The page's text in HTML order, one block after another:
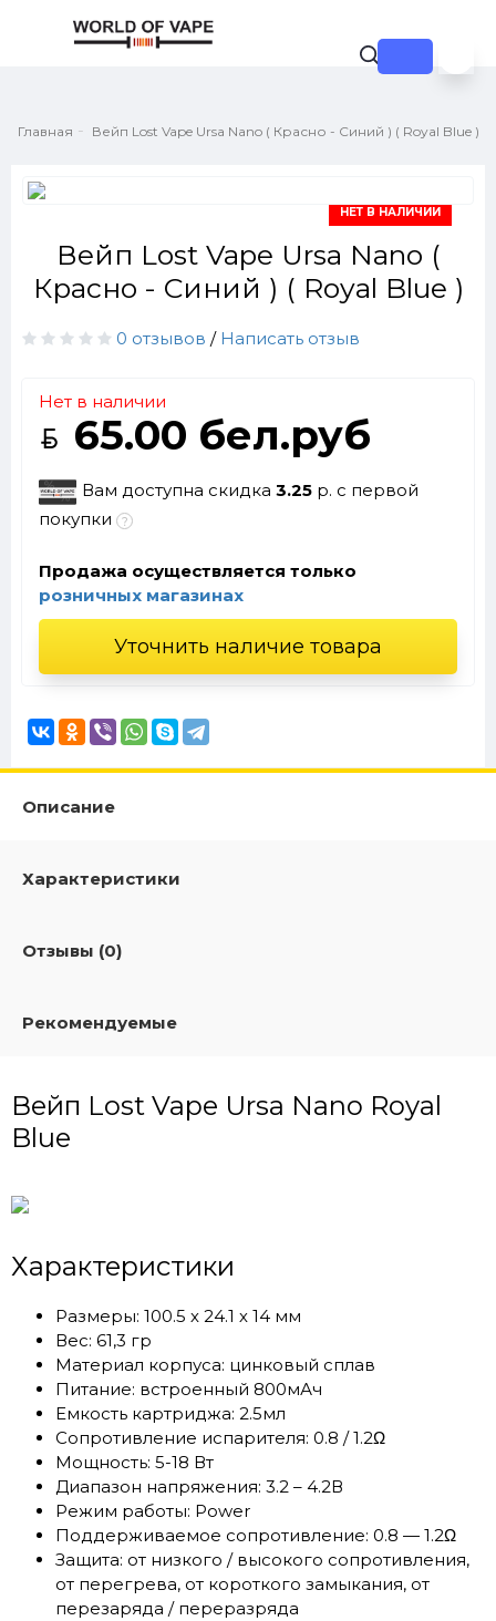
Главная Вейп Lost Vape Ursa Nano ( Красно - Синий ) ( Royal Blue )
НЕТ В НАЛИЧИИ
Вейп Lost Vape Ursa Nano (
Красно - Синий ) ( Royal Blue )
0 отзывов / Написать отзыв
Нет в наличии
65.00 бел.руб
Вам доступна скидка 3.25 р. с первой
покупки
Продажа осуществляется только
розничных магазинах
Уточнить наличие товара
Описание
Характеристики
Отзывы (0)
Рекомендуемые
Вейп Lost Vape Ursa Nano Royal
Blue
Характеристики
Размеры: 100.5 х 24.1 х 14 мм
Вес: 61,3 гр
Материал корпуса: цинковый сплав
Питание: встроенный 800мАч
Емкость картриджа: 2.5мл
Сопротивление испарителя: 0.8 / 1.2Ω
Мощность: 5-18 Вт
Диапазон напряжения: 3.2 – 4.2В
Режим работы: Power
Поддерживаемое сопротивление: 0.8 — 1.2Ω
Защита: от низкого / высокого сопротивления,
от перегрева, от короткого замыкания, от
перезаряда / переразряда